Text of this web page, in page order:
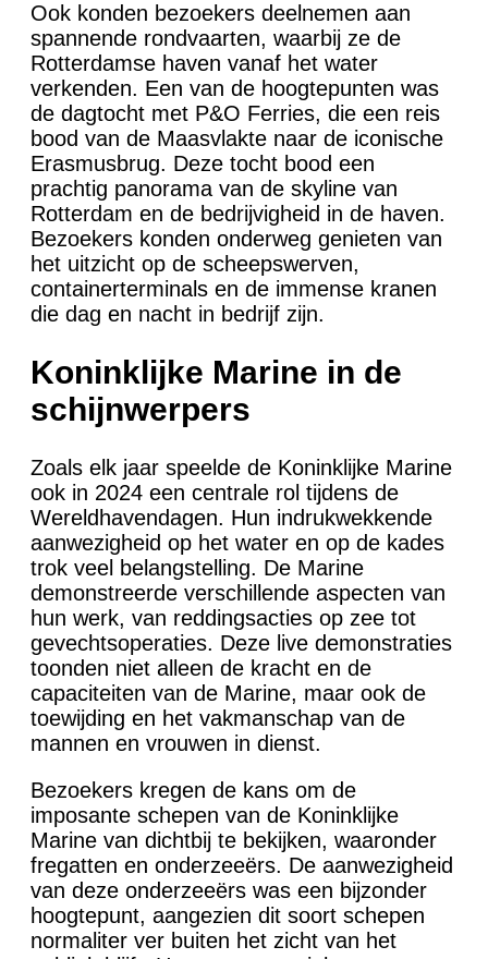
Ook konden bezoekers deelnemen aan
spannende rondvaarten, waarbij ze de
Rotterdamse haven vanaf het water
verkenden. Een van de hoogtepunten was
de dagtocht met P&O Ferries, die een reis
bood van de Maasvlakte naar de iconische
Erasmusbrug. Deze tocht bood een
prachtig panorama van de skyline van
Rotterdam en de bedrijvigheid in de haven.
Bezoekers konden onderweg genieten van
het uitzicht op de scheepswerven,
containerterminals en de immense kranen
die dag en nacht in bedrijf zijn.
Koninklijke Marine in de
schijnwerpers
Zoals elk jaar speelde de Koninklijke Marine
ook in 2024 een centrale rol tijdens de
Wereldhavendagen. Hun indrukwekkende
aanwezigheid op het water en op de kades
trok veel belangstelling. De Marine
demonstreerde verschillende aspecten van
hun werk, van reddingsacties op zee tot
gevechtsoperaties. Deze live demonstraties
toonden niet alleen de kracht en de
capaciteiten van de Marine, maar ook de
toewijding en het vakmanschap van de
mannen en vrouwen in dienst.
Bezoekers kregen de kans om de
imposante schepen van de Koninklijke
Marine van dichtbij te bekijken, waaronder
fregatten en onderzeeërs. De aanwezigheid
van deze onderzeeërs was een bijzonder
hoogtepunt, aangezien dit soort schepen
normaliter ver buiten het zicht van het